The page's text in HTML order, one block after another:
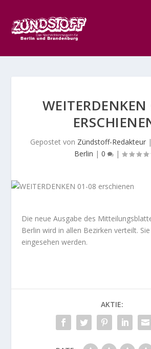
Gepostet von Zündstoff-Redakteur|
Berlin | 0 |
Die neue Ausgabe des
Berlin wird in allen Bezirken verteilt.
eingesehen werden.
AKTIE: